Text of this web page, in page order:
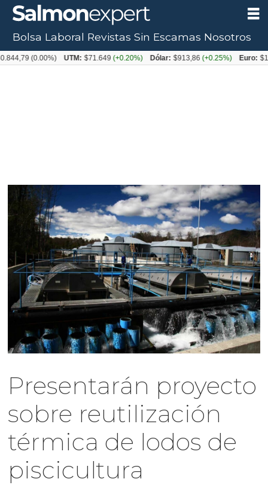
Presentarán proyecto
sobre reutilización
térmica de lodos de
piscicultura
Bolsa Laboral Revistas Sin Escamas Nosotros
(0.00%) UTM: $71.649(+0.20%) Dólar: $913,86(+0.25%) Euro: $1053,08